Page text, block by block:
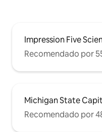
Impression Five
Recomendado por
Michigan State
Recomendado por